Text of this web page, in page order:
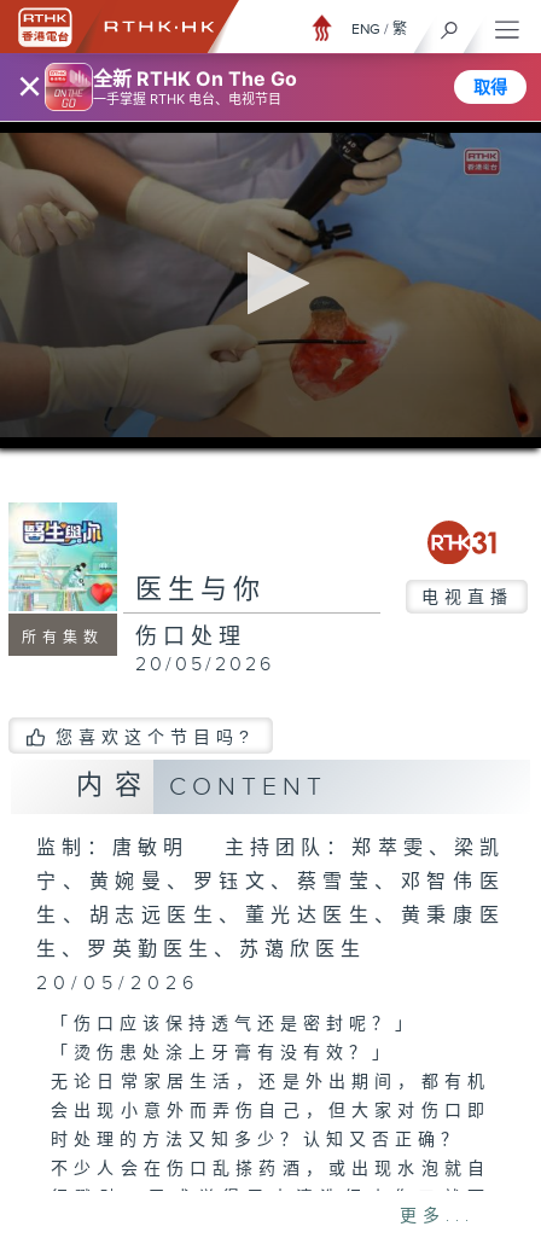
× 全新 RTHK On The Go
一手掌握 RTHK 电台、电视节目
取得
ENG / 繁
0
seconds
minutes,
seconds
所有集数
医生与你 电视直播
伤口处理
20/05/2026
您喜欢这个节目吗?
内容 CONTENT
监制：唐敏明 主持团队：郑萃雯、梁凯
宁、黄婉曼、罗钰文、蔡雪莹、邓智伟医
生、胡志远医生、董光达医生、黄秉康医
生、罗英勤医生、苏蔼欣医生
20/05/2026
「伤口应该保持透气还是密封呢？」
「烫伤患处涂上牙膏有没有效？」
无论日常家居生活，还是外出期间，都有机
会出现小意外而弄伤自己，但大家对伤口即
时处理的方法又知多少？认知又否正确？
不少人会在伤口乱搽药酒，或出现水泡就自
以，甚至随意密封伤口，殊不知一些错误做
更多...